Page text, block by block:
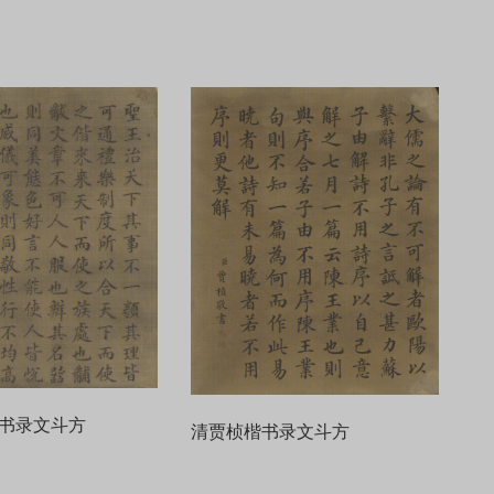
录文斗方 清贾桢楷书录文斗方